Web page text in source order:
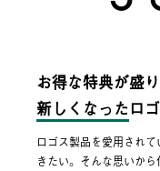
お得な特典が盛
新しくなった ロ
ロゴス製品を愛用され
きたい。そんな思いか